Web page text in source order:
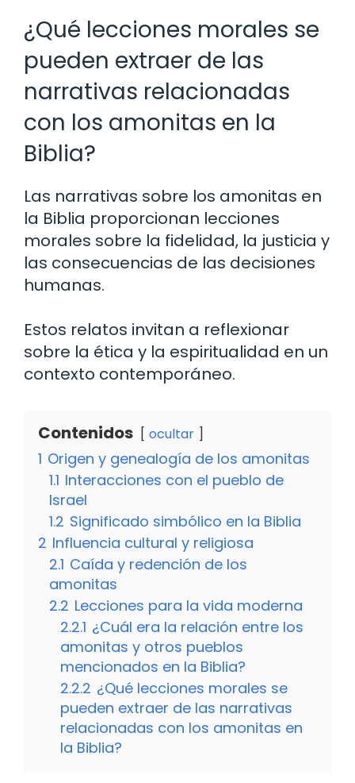
¿Qué lecciones morales se
pueden extraer de las
narrativas relacionadas
con los amonitas en la
Biblia?
Las narrativas sobre los amonitas en
la Biblia proporcionan lecciones
morales sobre la fidelidad, la justicia y
las consecuencias de las decisiones
humanas.
Estos relatos invitan a reflexionar
sobre la ética y la espiritualidad en un
contexto contemporáneo.
Contenidos ocultar
1 Origen y genealogía de los amonitas
1.1 Interacciones con el pueblo de
Israel
1.2 Significado simbólico en la Biblia
2 Influencia cultural y religiosa
2.1 Caída y redención de los
amonitas
2.2 Lecciones para la vida moderna
2.2.1 ¿Cuál era la relación entre los
amonitas y otros pueblos
mencionados en la Biblia?
2.2.2 ¿Qué lecciones morales se
pueden extraer de las narrativas
relacionadas con los amonitas en
la Biblia?